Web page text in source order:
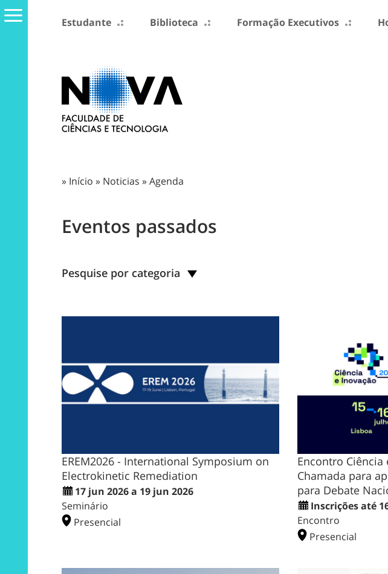
Estudante Biblioteca Formação Executivos
» Início » Noticias »Agenda
Eventos passados
Pesquise por categoria
EREM2026 - International Symposium on
Electrokinetic Remediation
17 jun 2026 a 19 jun 2026
Seminário
Presencial
Encontro Ciência
Chamada para
para Debate
Inscrições até
Encontro
Presencial